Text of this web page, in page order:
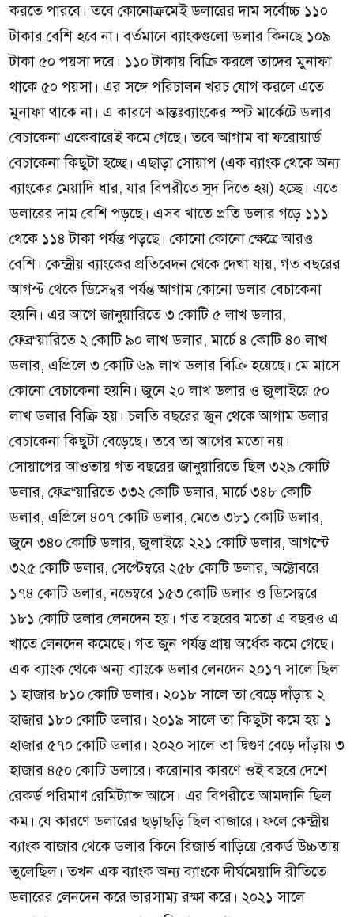
করতে পারবে। তবে কোনোক্রমেই ডলারের দাম সর্বোচ্চ ১১০
টাকার বেশি হবে না। বর্তমানে ব্যাংকগুলো ডলার কিনছে ১০৯
টাকা ৫০ পয়সা দরে। ১১০ টাকায় বিক্রি করলে তাদের মুনাফা
থাকে ৫০ পয়সা। এর সঙ্গে পরিচালন খরচ যোগ করলে এতে
মুনাফা থাকে না। এ কারণে আন্তঃব্যাংকের স্পট মার্কেটে ডলার
বেচাকেনা একেবারেই কমে গেছে। তবে আগাম বা ফরোয়ার্ড
বেচাকেনা কিছুটা হচ্ছে। এছাড়া সোয়াপ (এক ব্যাংক থেকে অন্য
ব্যাংকের মেয়াদি ধার, যার বিপরীতে সুদ দিতে হয়) হচ্ছে। এতে
ডলারের দাম বেশি পড়ছে। এসব খাতে প্রতি ডলার গড়ে ১১১
থেকে ১১৪ টাকা পর্যন্ত পড়ছে। কোনো কোনো ক্ষেত্রে আরও
বেশি। কেন্দ্রীয় ব্যাংকের প্রতিবেদন থেকে দেখা যায়, গত বছরের
আগস্ট থেকে ডিসেম্বর পর্যন্ত আগাম কোনো ডলার বেচাকেনা
হয়নি। এর আগে জানুয়ারিতে ৩ কোটি ৫ লাখ ডলার,
ফেব্র“য়ারিতে ২ কোটি ৯০ লাখ ডলার, মার্চে ৪ কোটি ৪০ লাখ
ডলার, এপ্রিলে ৩ কোটি ৬৯ লাখ ডলার বিক্রি হয়েছে। মে মাসে
কোনো বেচাকেনা হয়নি। জুনে ২০ লাখ ডলার ও জুলাইয়ে ৫০
লাখ ডলার বিক্রি হয়। চলতি বছরের জুন থেকে আগাম ডলার
বেচাকেনা কিছুটা বেড়েছে। তবে তা আগের মতো নয়।
সোয়াপের আওতায় গত বছরের জানুয়ারিতে ছিল ৩২৯ কোটি
ডলার, ফেব্র“য়ারিতে ৩৩২ কোটি ডলার, মার্চে ৩৪৮ কোটি
ডলার, এপ্রিলে ৪০৭ কোটি ডলার, মেতে ৩৮১ কোটি ডলার,
জুনে ৩৪০ কোটি ডলার, জুলাইয়ে ২২১ কোটি ডলার, আগস্টে
৩২৫ কোটি ডলার, সেপ্টেম্বরে ২৫৮ কোটি ডলার, অক্টোবরে
১৭৪ কোটি ডলার, নভেম্বরে ১৫৩ কোটি ডলার ও ডিসেম্বরে
১৮১ কোটি ডলার লেনদেন হয়। গত বছরের মতো এ বছরও এ
খাতে লেনদেন কমেছে। গত জুন পর্যন্ত প্রায় অর্ধেক কমে গেছে।
এক ব্যাংক থেকে অন্য ব্যাংকে ডলার লেনদেন ২০১৭ সালে ছিল
১ হাজার ৮১০ কোটি ডলার। ২০১৮ সালে তা বেড়ে দাঁড়ায় ২
হাজার ১৮০ কোটি ডলার। ২০১৯ সালে তা কিছুটা কমে হয় ১
হাজার ৫৭০ কোটি ডলার। ২০২০ সালে তা দ্বিগুণ বেড়ে দাঁড়ায় ৩
হাজার ৪৫০ কোটি ডলারে। করোনার কারণে ওই বছরে দেশে
রেকর্ড পরিমাণ রেমিট্যান্স আসে। এর বিপরীতে আমদানি ছিল
কম। যে কারণে ডলারের ছড়াছড়ি ছিল বাজারে। ফলে কেন্দ্রীয়
ব্যাংক বাজার থেকে ডলার কিনে রিজার্ভ বাড়িয়ে রেকর্ড উচ্চতায়
তুলেছিল। তখন এক ব্যাংক অন্য ব্যাংকে দীর্ঘমেয়াদি রীতিতে
ডলারের লেনদেন করে ভারসাম্য রক্ষা করে। ২০২১ সালে